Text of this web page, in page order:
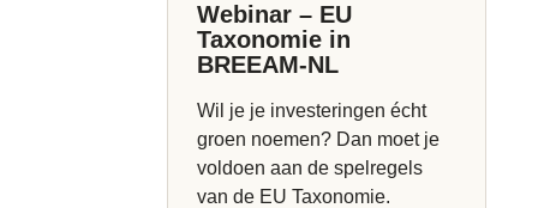
Webinar – EU
Taxonomie in
BREEAM-NL
Wil je je investeringen écht
groen noemen? Dan moet je
voldoen aan de spelregels
van de EU Taxonomie.